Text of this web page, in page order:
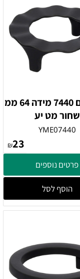
ידית דגם 7440 מידה 64 ממ
שחור מט יע
YME07440
₪23
פרטים נוספים
הוסף לסל